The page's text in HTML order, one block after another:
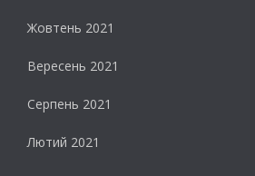
Жовтень 2021
Вересень 2021
Серпень 2021
Лютий 2021